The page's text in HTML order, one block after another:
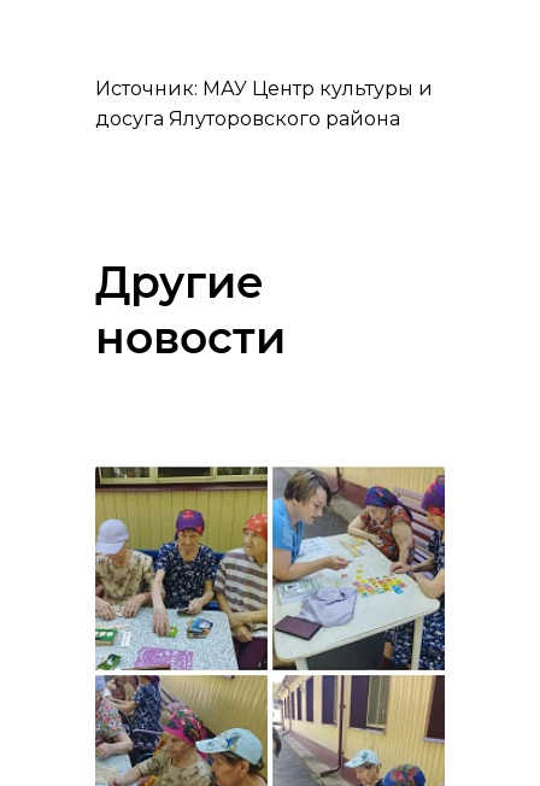
Источник: МАУ Центр культуры и
досуга Ялуторовского района
Другие
новости